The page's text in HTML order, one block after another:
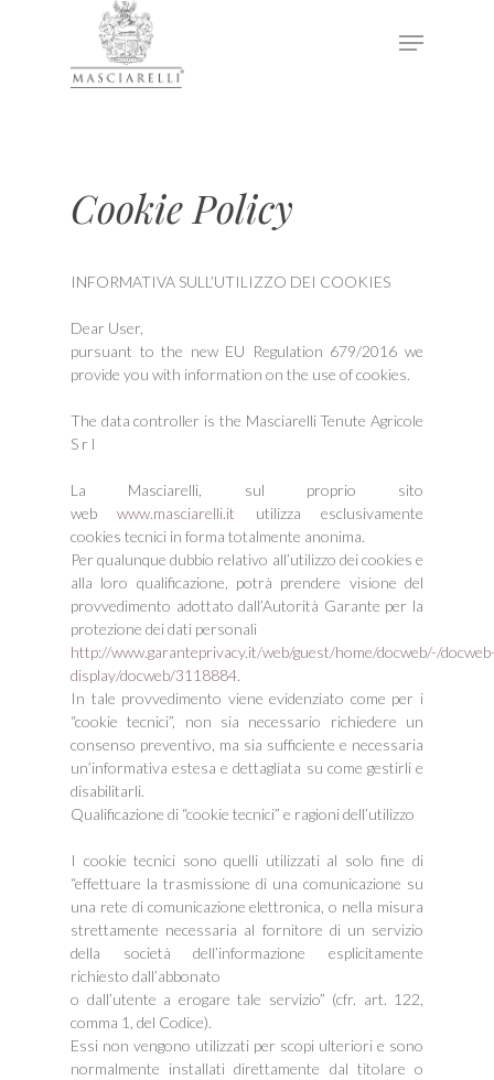
Cookie Policy
INFORMATIVA SULL’UTILIZZO DEI COOKIES
Dear User,
pursuant to the new EU Regulation 679/2016 we
provide you with information on the use of cookies.
The data controller is the Masciarelli Tenute Agricole
S r l
La Masciarelli, sul proprio sito
webwww.masciarelli.it utilizza esclusivamente
cookies tecnici in forma totalmente anonima.
Per qualunque dubbio relativo all’utilizzo dei cookies e
alla loro qualificazione, potrà prendere visione del
provvedimento adottato dall’Autorità Garante per la
protezione dei dati personali
http://www.garanteprivacy.it/web/guest/home/docweb/-/
display/docweb/3118884.
In tale provvedimento viene evidenziato come per i
“cookie tecnici”, non sia necessario richiedere un
consenso preventivo, ma sia sufficiente e necessaria
un’informativa estesa e dettagliata su come gestirli e
disabilitarli.
Qualificazione di “cookie tecnici” e ragioni dell’utilizzo
I cookie tecnici sono quelli utilizzati al solo fine di
“effettuare la trasmissione di una comunicazione su
una rete di comunicazione elettronica, o nella misura
strettamente necessaria al fornitore di un servizio
della società dell’informazione esplicitamente
richiesto dall’abbonato
o dall’utente a erogare tale servizio” (cfr. art. 122,
comma 1, del Codice).
Essi non vengono utilizzati per scopi ulteriori e sono
normalmente installati direttamente dal titolare o